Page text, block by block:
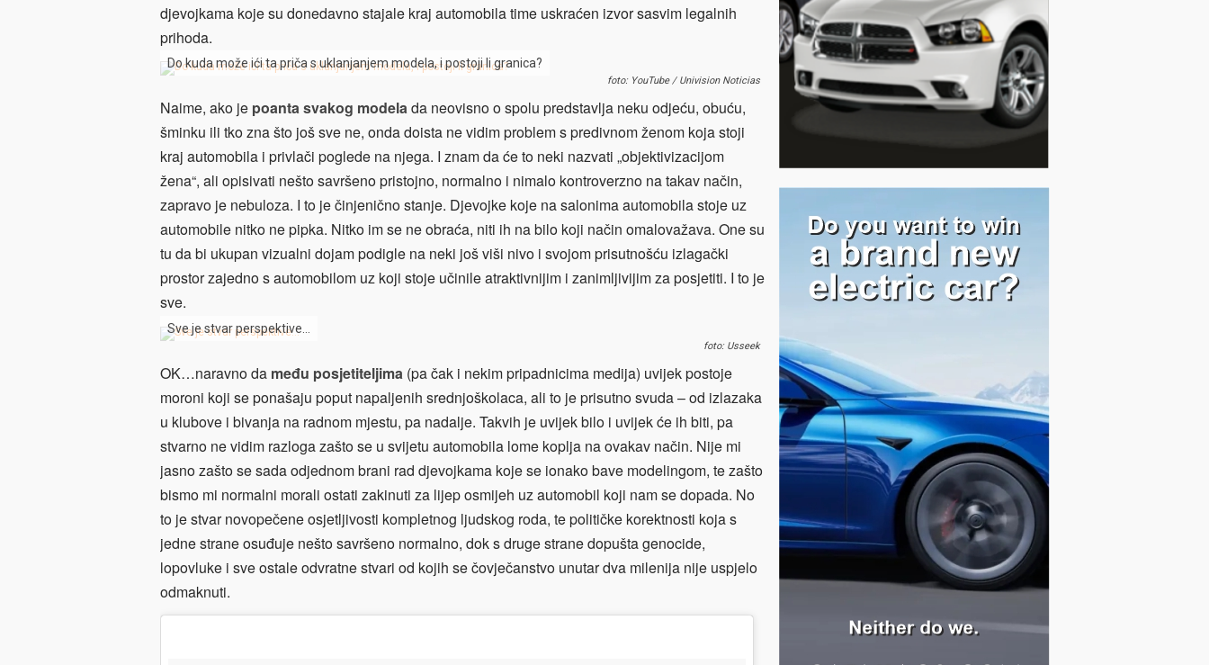
djevojkama koje su donedavno stajale kraj automobila time uskraćen izvor sasvim legalnih
prihoda.
Do kuda može ići ta priča s uklanjanjem modela, i postoji li granica?
foto: YouTube / Univision Noticias
Naime, ako je poanta svakog modelada neovisno o spolu predstavlja neku odjeću, obuću,
šminku ili tko zna što još sve ne, onda doista ne vidim problem s predivnom ženom koja stoji
kraj automobila i privlači poglede na njega. I znam da će to neki nazvati „objektivizacijom
žena“, ali opisivati nešto savršeno pristojno, normalno i nimalo kontroverzno na takav način,
zapravo je nebuloza. I to je činjenično stanje. Djevojke koje na salonima automobila stoje uz
automobile nitko ne pipka. Nitko im se ne obraća, niti ih na bilo koji način omalovažava. One su
tu da bi ukupan vizualni dojam podigle na neki još viši nivo i svojom prisutnošću izlagački
prostor zajedno s automobilom uz koji stoje učinile atraktivnijim i zanimljivijim za posjetiti. I to je
sve.
Sve je stvar perspektive…
foto: Usseek
OK…naravno da među posjetiteljima (pa čak i nekim pripadnicima medija) uvijek postoje
moroni koji se ponašaju poput napaljenih srednjoškolaca, ali to je prisutno svuda – od izlazaka
u klubove i bivanja na radnom mjestu, pa nadalje. Takvih je uvijek bilo i uvijek će ih biti, pa
stvarno ne vidim razloga zašto se u svijetu automobila lome koplja na ovakav način. Nije mi
jasno zašto se sada odjednom brani rad djevojkama koje se ionako bave modelingom, te zašto
bismo mi normalni morali ostati zakinuti za lijep osmijeh uz automobil koji nam se dopada. No
to je stvar novopečene osjetljivosti kompletnog ljudskog roda, te političke korektnosti koja s
jedne strane osuđuje nešto savršeno normalno, dok s druge strane dopušta genocide,
lopovluke i sve ostale odvratne stvari od kojih se čovječanstvo unutar dva milenija nije uspjelo
odmaknuti.